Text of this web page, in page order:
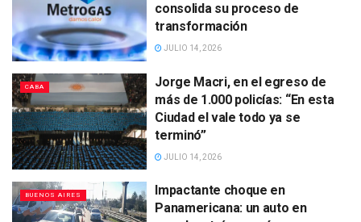
consolida su proceso de
transformación
JULIO 14, 2026
CABA
Jorge Macri, en el egreso de
más de 1.000 policías: “En esta
Ciudad el vale todo ya se
terminó”
JULIO 14, 2026
BUENOS AIRES
Impactante choque en
Panamericana: un auto en